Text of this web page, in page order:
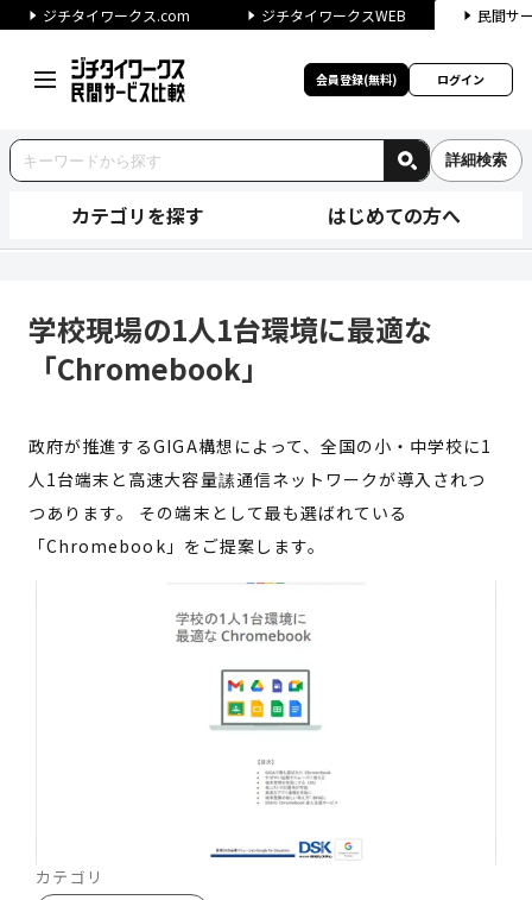
ジチタイワークス.com ジチタイワークスWEB 民間サ
会員登録(無料) ログイン
詳細検索
カテゴリを探す はじめての方へ
学校現場の1人1台環境に最適な
「Chromebook」
政府が推進するGIGA構想によって、全国の小・中学校に1
人1台端末と高速大容量䛾通信ネットワークが導入されつ
つあります。 その端末として最も選ばれている
「Chromebook」をご提案します。
カテゴリ